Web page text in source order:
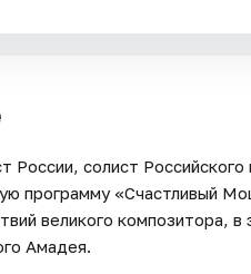
России, солист
программу «Счастливый
великого композитора,
Амадея.